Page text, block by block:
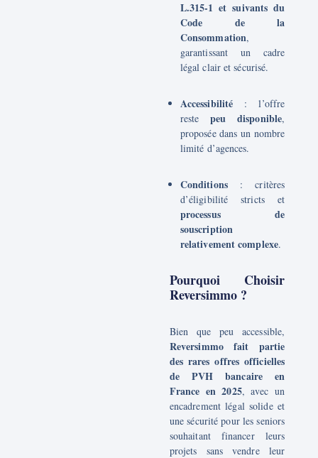
L.315-1 et suivants du
Code de la
Consommation,
garantissant un cadre
légal clair et sécurisé.
Accessibilité : l’offre
restepeu disponible,
proposée dans un nombre
limité d’agences.
Conditions: critères
d’éligibilité stricts et
processus de
souscription
relativement complexe.
Pourquoi Choisir
Reversimmo ?
Bien que peu accessible,
Reversimmo fait partie
des rares offres officielles
de PVH bancaire en
France en 2025, avec un
encadrement légal solide et
une sécurité pour les seniors
souhaitant financer leurs
projets sans vendre leur